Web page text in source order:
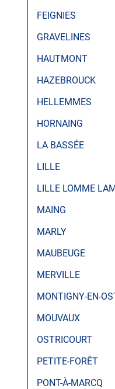
FEIGNIES
GRAVELINES
HAUTMONT
HAZEBROUCK
HELLEMMES
HORNAING
LA BASSÉE
LILLE
LILLE LOMME
MAING
MARLY
MAUBEUGE
MERVILLE
MONTIGNY-EN-
MOUVAUX
OSTRICOURT
PETITE-FORÊT
PONT-À-MARCQ